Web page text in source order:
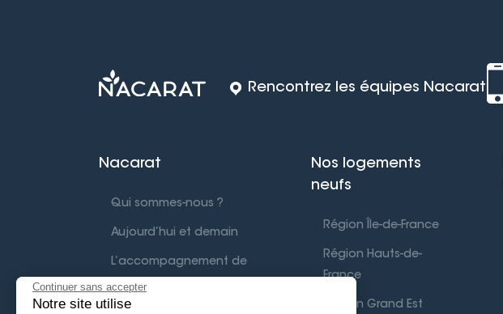
Rencontrez les équipes Nacarat
Nacarat
Qui sommes-nous ?
Aujourd’hui et demain
L’accompagnement de
Nacarat
Nos logements
neufs
Région Île-de-France
Région Hauts-de-
France
Région Grand Est
Continuer sans accepter
Notre site utilise